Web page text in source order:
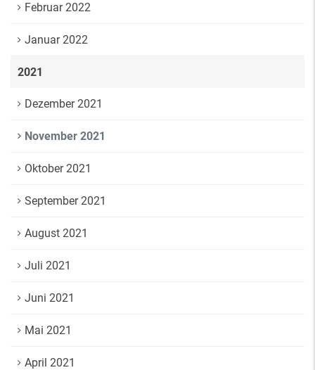
Februar 2022
Januar 2022
2021
Dezember 2021
November 2021
Oktober 2021
September 2021
August 2021
Juli 2021
Juni 2021
Mai 2021
April 2021